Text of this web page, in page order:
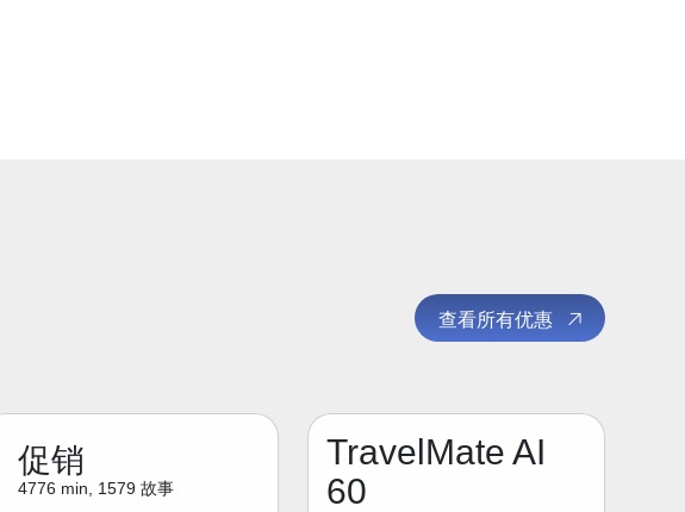
查看所有优惠
促销
4776 min, 1579 故事
TravelMate AI
60